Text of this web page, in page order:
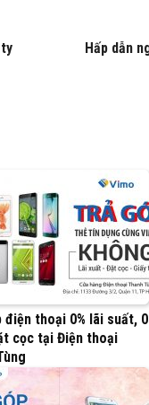
Hấp dẫn
điện thoại 0% lãi suất, 0
cọc tại Điện thoại